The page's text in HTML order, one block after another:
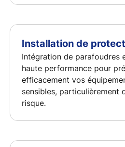
Installation de
Intégration de parafoudres
haute performance pour
efficacement vos
sensibles, particulièrement
risque.